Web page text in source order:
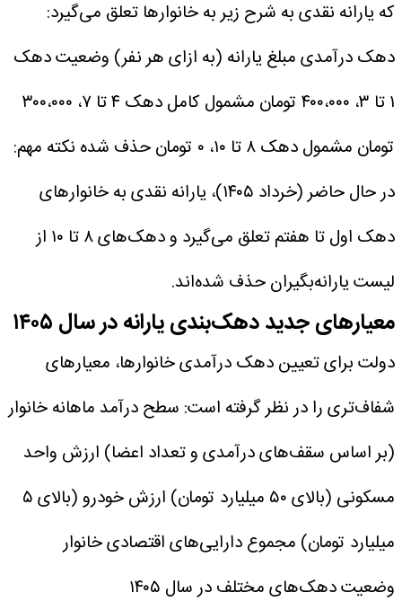
که یارانه نقدی به شرح زیر به خانوار‌ها تعلق می‌گیرد:
دهک درآمدی مبلغ یارانه (به ازای هر نفر) وضعیتدهک
۱ تا ۳، ۴۰۰،۰۰۰ تومان مشمول کامل
دهک ۴ تا ۷، ۳۰۰،۰۰۰
تومان مشمولدهک ۸ تا ۱۰، ۰ تومان حذف شده
نکته مهم:
در حال حاضر (خرداد ۱۴۰۵)، یارانه نقدی به خانوار‌های
دهک اول تا هفتم تعلق می‌گیرد و دهک‌های ۸ تا ۱۰ از
لیست یارانه‌بگیران حذف شده‌اند.
معیار‌های جدید دهک‌بندی یارانه در سال ۱۴۰۵
دولت برای تعیین دهک درآمدی خانوارها، معیار‌های
شفاف‌تری را در نظر گرفته است: سطح درآمد ماهانه خانوار
(بر اساس سقف‌های درآمدی و تعداد اعضا) ارزش واحد
مسکونی (بالای ۵۰ میلیارد تومان)
ارزش خودرو (بالای ۵
میلیارد تومان) مجموع دارایی‌های اقتصادی خانوار
وضعیت دهک‌های مختلف در سال ۱۴۰۵